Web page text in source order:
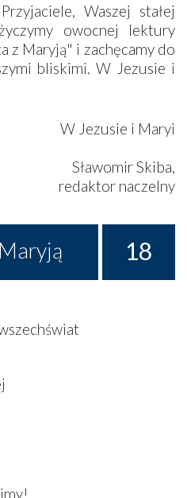
Waszej stałej
owocnej lektury
z Maryją" i zachęcamy do
bliskimi. W Jezusie i
W Jezusie i Maryi
Sławomir Skiba,
redaktor naczelny
18